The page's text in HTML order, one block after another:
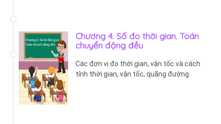
Chương 4. Số đo thời gian. Toán
chuyển động đều
Các đơn vị đo thời gian, vận tốc và cách
tính thời gian, vận tốc, quãng đường.